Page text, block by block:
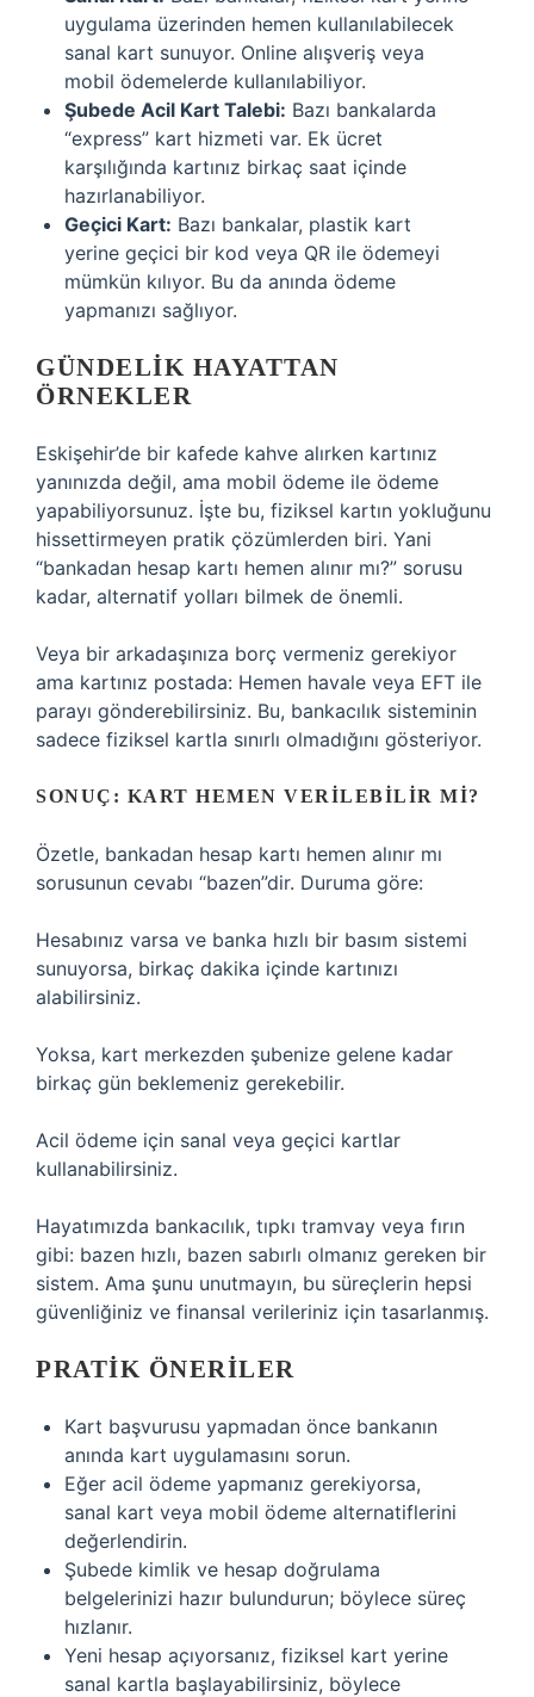
uygulama üzerinden hemen kullanılabilecek
sanal kart sunuyor. Online alışveriş veya
mobil ödemelerde kullanılabiliyor.
Şubede Acil Kart Talebi: Bazı bankalarda
“express” kart hizmeti var. Ek ücret
karşılığında kartınız birkaç saat içinde
hazırlanabiliyor.
Geçici Kart: Bazı bankalar, plastik kart
yerine geçici bir kod veya QR ile ödemeyi
mümkün kılıyor. Bu da anında ödeme
yapmanızı sağlıyor.
GÜNDELIK HAYATTAN
ÖRNEKLER
Eskişehir’de bir kafede kahve alırken kartınız
yanınızda değil, ama mobil ödeme ile ödeme
yapabiliyorsunuz. İşte bu, fiziksel kartın yokluğunu
hissettirmeyen pratik çözümlerden biri. Yani
“bankadan hesap kartı hemen alınır mı?” sorusu
kadar, alternatif yolları bilmek de önemli.
Veya bir arkadaşınıza borç vermeniz gerekiyor
ama kartınız postada: Hemen havale veya EFT ile
parayı gönderebilirsiniz. Bu, bankacılık sisteminin
sadece fiziksel kartla sınırlı olmadığını gösteriyor.
SONUÇ: KART HEMEN VERILEBILIR MI?
Özetle, bankadan hesap kartı hemen alınır mı
sorusunun cevabı “bazen”dir. Duruma göre:
Hesabınız varsa ve banka hızlı bir basım sistemi
sunuyorsa, birkaç dakika içinde kartınızı
alabilirsiniz.
Yoksa, kart merkezden şubenize gelene kadar
birkaç gün beklemeniz gerekebilir.
Acil ödeme için sanal veya geçici kartlar
kullanabilirsiniz.
Hayatımızda bankacılık, tıpkı tramvay veya fırın
gibi: bazen hızlı, bazen sabırlı olmanız gereken bir
sistem. Ama şunu unutmayın, bu süreçlerin hepsi
güvenliğiniz ve finansal verileriniz için tasarlanmış.
PRATIK ÖNERILER
Kart başvurusu yapmadan önce bankanın
anında kart uygulamasını sorun.
Eğer acil ödeme yapmanız gerekiyorsa,
sanal kart veya mobil ödeme alternatiflerini
değerlendirin.
Şubede kimlik ve hesap doğrulama
belgelerinizi hazır bulundurun; böylece süreç
hızlanır.
Yeni hesap açıyorsanız, fiziksel kart yerine
sanal kartla başlayabilirsiniz, böylece